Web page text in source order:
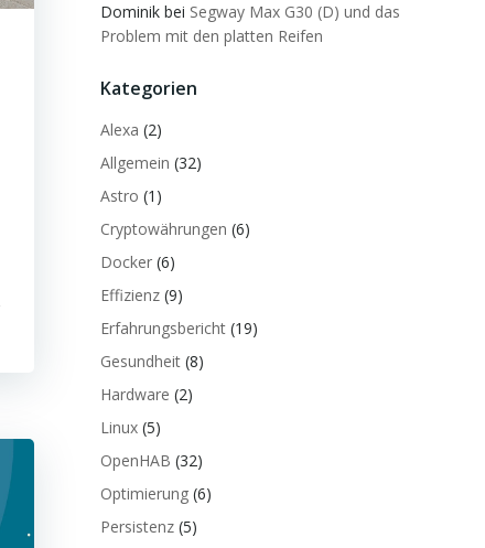
Dominik bei Segway Max G30 (D) und das
Problem mit den platten Reifen
Kategorien
Alexa (2)
Allgemein (32)
Astro (1)
Cryptowährungen (6)
Docker (6)
Effizienz (9)
Erfahrungsbericht (19)
Gesundheit (8)
Hardware (2)
Linux (5)
OpenHAB (32)
Optimierung (6)
Persistenz (5)